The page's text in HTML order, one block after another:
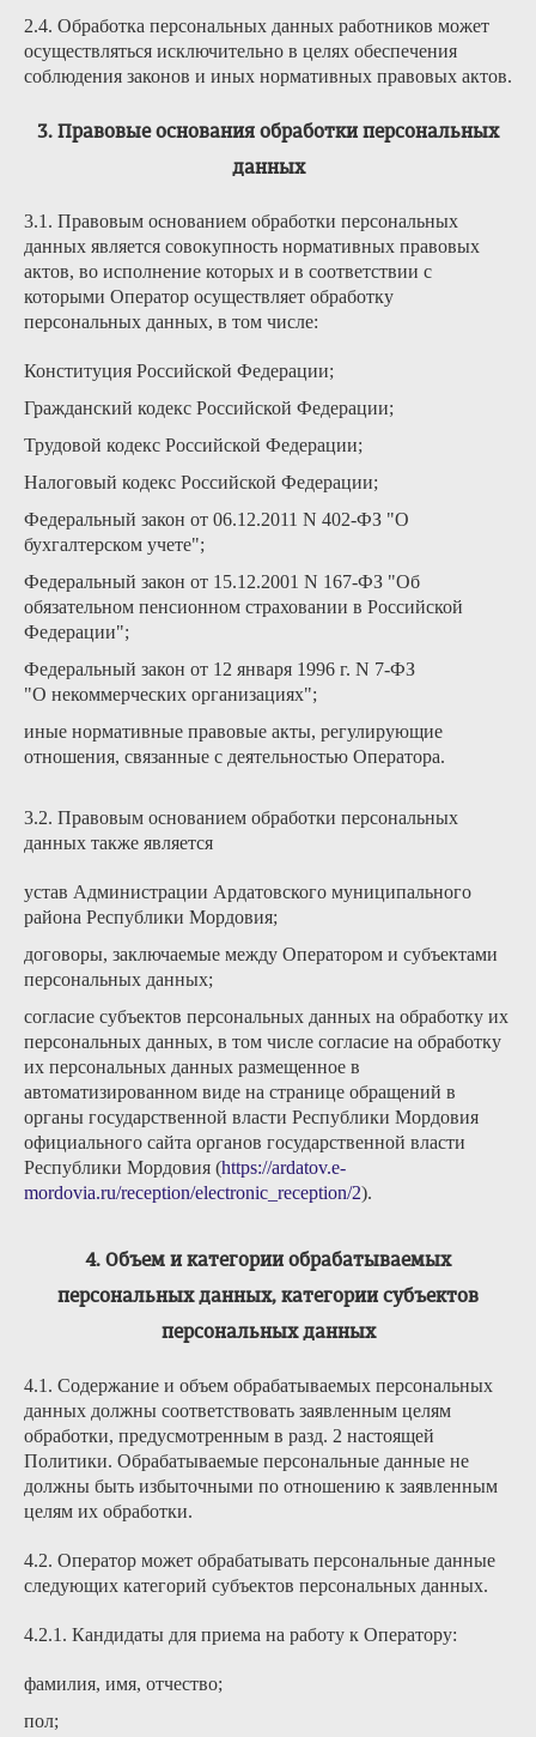
2.4. Обработка персональных данных работников может
осуществляться исключительно в целях обеспечения
соблюдения законов и иных нормативных правовых актов.
3. Правовые основания обработки персональных
данных
3.1. Правовым основанием обработки персональных
данных является совокупность нормативных правовых
актов, во исполнение которых и в соответствии с
которыми Оператор осуществляет обработку
персональных данных, в том числе:
Конституция Российской Федерации;
Гражданский кодекс Российской Федерации;
Трудовой кодекс Российской Федерации;
Налоговый кодекс Российской Федерации;
Федеральный закон от 06.12.2011 N 402-ФЗ "О
бухгалтерском учете";
Федеральный закон от 15.12.2001 N 167-ФЗ "Об
обязательном пенсионном страховании в Российской
Федерации";
Федеральный закон от 12 января 1996 г. N 7-ФЗ
"О некоммерческих организациях";
иные нормативные правовые акты, регулирующие
отношения, связанные с деятельностью Оператора.
3.2. Правовым основанием обработки персональных
данных также является
устав Администрации Ардатовского муниципального
района Республики Мордовия;
договоры, заключаемые между Оператором и субъектами
персональных данных;
согласие субъектов персональных данных на обработку их
персональных данных, в том числе согласие на обработку
их персональных данных размещенное в
автоматизированном виде на странице обращений в
органы государственной власти Республики Мордовия
официального сайта органов государственной власти
Республики Мордовия (https://ardatov.e-
mordovia.ru/reception/electronic_reception/2).
4. Объем и категории обрабатываемых
персональных данных, категории субъектов
персональных данных
4.1. Содержание и объем обрабатываемых персональных
данных должны соответствовать заявленным целям
обработки, предусмотренным в разд. 2 настоящей
Политики. Обрабатываемые персональные данные не
должны быть избыточными по отношению к заявленным
целям их обработки.
4.2. Оператор может обрабатывать персональные данные
следующих категорий субъектов персональных данных.
4.2.1. Кандидаты для приема на работу к Оператору:
фамилия, имя, отчество;
пол;